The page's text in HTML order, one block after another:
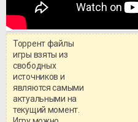
Торрент файлы
игры взяты из
свободных
источников и
являются самыми
актуальными на
текущий момент.